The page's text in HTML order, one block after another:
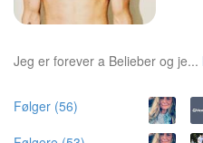
Jeg er forever a Belieber og je...
Følger (56)